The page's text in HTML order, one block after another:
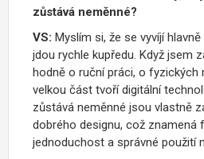
zůstává neměnné?
VS: Myslím si, že se vyvíjíhlavně
jdou rychle kupředu. Když jsem
hodně o ručnípráci, o fyzických
velkou část tvořídigitální
zůstává neměnné jsou vlastně z
dobrého designu, což znamená
jednoduchost a správné použití